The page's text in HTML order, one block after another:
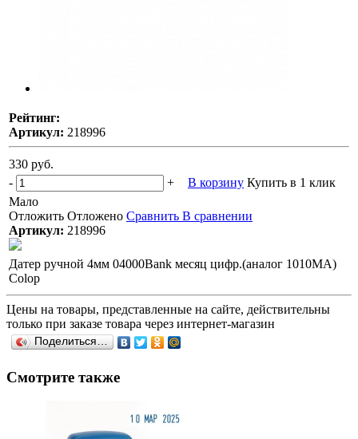
Рейтинг:
Артикул: 218996
330 руб.
-
+ В корзину Купить в 1 клик
Мало
Отложить Отложено Сравнить В сравнении
Артикул: 218996
Датер ручной 4мм 04000Bank месяц цифр.(аналог 1010МА)
Colop
Цены на товары, представленные на сайте, действительны
только при заказе товара через интернет-магазин
Поделиться…
Смотрите также